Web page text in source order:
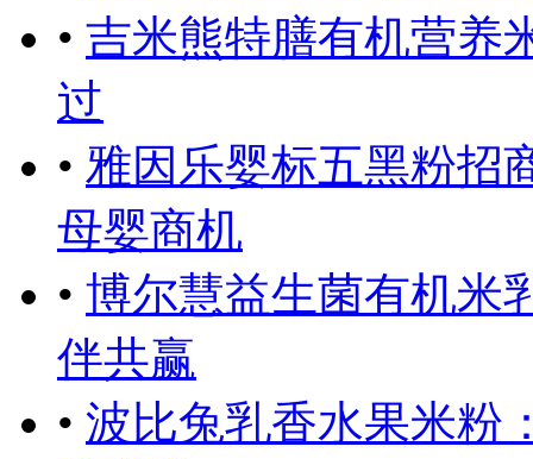
• 吉米熊特膳有机营养
过
• 雅因乐婴标五黑粉招
母婴商机
• 博尔慧益生菌有机米
伴共赢
• 波比兔乳香水果米粉